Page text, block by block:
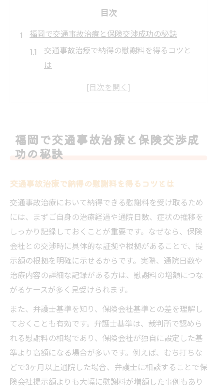
目次
福岡で交通事故治療と保険交渉成功の秘訣
交通事故治療で納得の慰謝料を得るコツと
は
交通事故治療後の保険会社対応ポイント解
説
交通事故治療の証拠が慰謝料に与える影響
整形外科選びが交通事故治療に与える効果
交通事故治療で弁護士に相談する最適なタ
イミング
交通事故治療と保険交渉を成功させる準備
とは
保険交渉を弁護士へ任せる安心ポイント
交通事故治療で弁護士を活用するメリット
解説
交通事故治療の無料相談で安心感を得る方
法
交通事故治療に強い弁護士の選び方のコツ
福岡で交通事故治療と保険交渉成
功の秘訣
交通事故治療で納得の慰謝料を得るコツとは
交通事故治療において納得できる慰謝料を受け取るため
には、まずご自身の治療経過や通院日数、症状の推移を
しっかり記録しておくことが重要です。なぜなら、保険
会社との交渉時に具体的な証拠や根拠があることで、提
示額の根拠を明確に示せるからです。実際、通院日数や
治療内容の詳細な記録がある方は、慰謝料の増額につな
がるケースが多く見受けられます。
また、弁護士基準を知り、保険会社基準との差を理解し
ておくことも有効です。弁護士基準は、裁判所で認めら
れる慰謝料の相場であり、保険会社が独自に設定した基
準より高額になる場合が多いです。例えば、むち打ちな
どで3ヶ月以上通院した場合、弁護士に相談することで保
険会社提示額よりも大幅に慰謝料が増額した事例もあり